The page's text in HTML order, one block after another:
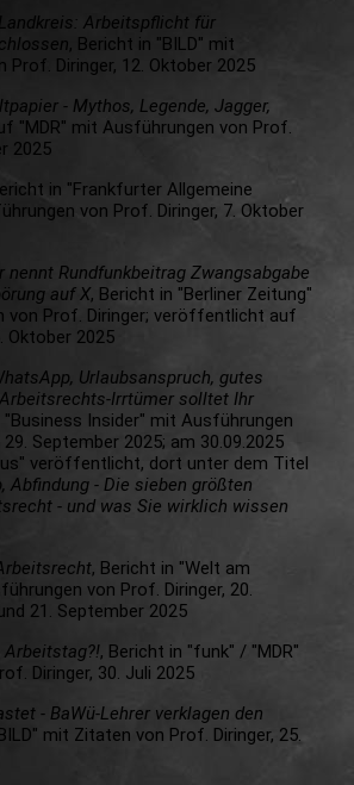
Arbeitspflicht für
, Bericht in "BILD" mit
Prof. Diringer, 12. Oktober 2025
- Mythos, Legende, Jagger,
"MDR" mit Ausführungen von Prof.
2025
in "Frankfurter Allgemeine
von Prof. Diringer, 7. Oktober
nennt Rundfunkbeitrag Zwangsabgabe
auf X, Bericht in "Berliner Zeitung"
von Prof. Diringer; veröffentlicht auf
Oktober 2025
Urlaubsanspruch, gutes
Irrtümer solltet Ihr
"Business Insider" mit Ausführungen
September 2025; am 30.09.2025
veröffentlicht, dort unter dem Titel
Abfindung - Die sieben größten
- und was Sie wirklich wissen
, Bericht in "Welt am
von Prof. Diringer, 20.
21. September 2025
Arbeitstag?!, Bericht in "funk" / "MDR"
Diringer, 30. Juli 2025
- BaWü-Lehrer verklagen den
mit Zitaten von Prof. Diringer, 25.